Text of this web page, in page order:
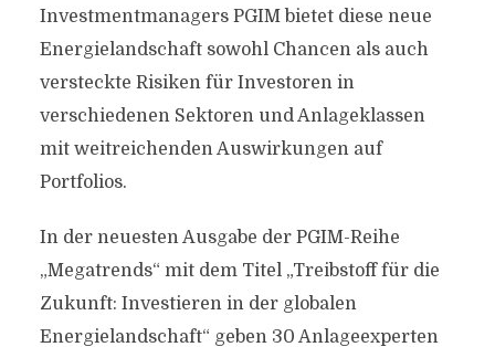
Investmentmanagers PGIM bietet diese neue
Energielandschaft sowohl Chancen als auch
versteckte Risiken für Investoren in
verschiedenen Sektoren und Anlageklassen
mit weitreichenden Auswirkungen auf
Portfolios.
In der neuesten Ausgabe der PGIM-Reihe
„Megatrends“ mit dem Titel „Treibstoff für die
Zukunft: Investieren in der globalen
Energielandschaft“ geben 30 Anlageexperten